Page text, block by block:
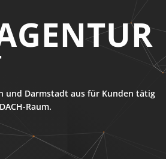
und Darmstadt aus für Kunden tätig
Raum.